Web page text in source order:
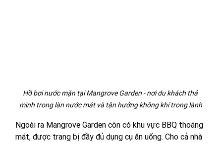
Hồ bơi nước mặn tại Mangrove Garden - nơi du khách thả
mình trong làn nước mát và tận hưởng không khí trong lành
Ngoài ra Mangrove Garden còn có khu vực BBQ thoáng
mát, được trang bị đầy đủ dụng cụ ăn uống. Cho cả nhà